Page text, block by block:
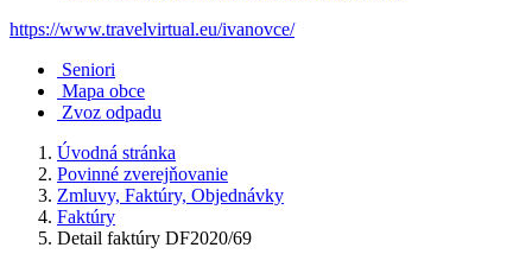
https://www.travelvirtual.eu/ivanovce/
Seniori
Mapa obce
Zvoz odpadu
Úvodná stránka
Povinné zverejňovanie
Zmluvy, Faktúry, Objednávky
Faktúry
Detail faktúry DF2020/69